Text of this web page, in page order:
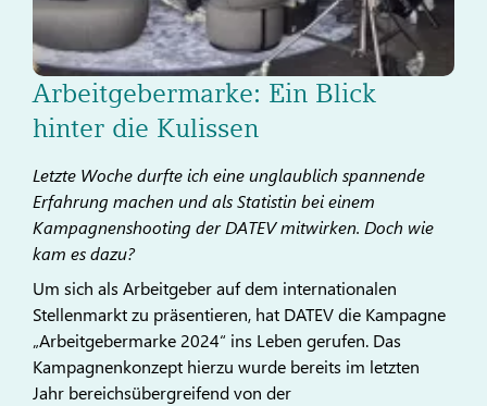
Arbeitgebermarke: Ein Blick
hinter die Kulissen
Letzte Woche durfte ich eine unglaublich spannende
Erfahrung machen und als Statistin bei einem
Kampagnenshooting der DATEV mitwirken. Doch wie
kam es dazu?
Um sich als Arbeitgeber auf dem internationalen
Stellenmarkt zu präsentieren, hat DATEV die Kampagne
„Arbeitgebermarke 2024“ ins Leben gerufen. Das
Kampagnenkonzept hierzu wurde bereits im letzten
Jahr bereichsübergreifend von der